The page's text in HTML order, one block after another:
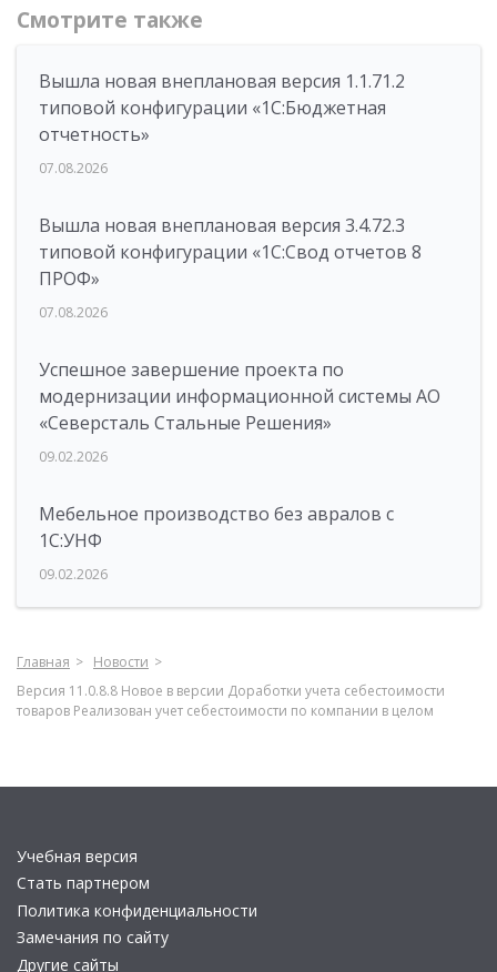
Смотрите также
Вышла новая внеплановая версия 1.1.71.2
типовой конфигурации «1C:Бюджетная
отчетность»
07.08.2026
Вышла новая внеплановая версия 3.4.72.3
типовой конфигурации «1C:Свод отчетов 8
ПРОФ»
07.08.2026
Успешное завершение проекта по
модернизации информационной системы АО
«Северсталь Стальные Решения»
09.02.2026
Мебельное производство без авралов с
1С:УНФ
09.02.2026
Главная
Новости
Версия 11.0.8.8 Новое в версии Доработки учета себестоимости
товаров Реализован учет себестоимости по компании в целом
Учебная версия
Стать партнером
Политика конфиденциальности
Замечания по сайту
Другие сайты